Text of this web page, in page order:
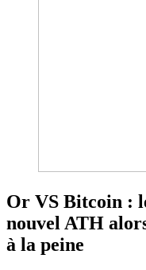
Or VS Bitcoin :
nouvel ATH
à la peine